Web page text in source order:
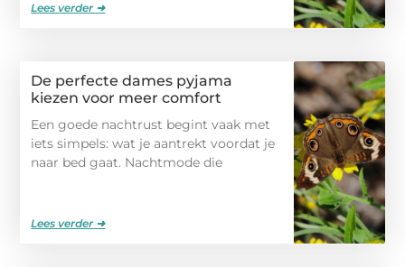
Lees verder ➜
De perfecte dames pyjama
kiezen voor meer comfort
Een goede nachtrust begint vaak met
iets simpels: wat je aantrekt voordat je
naar bed gaat. Nachtmode die
Lees verder ➜